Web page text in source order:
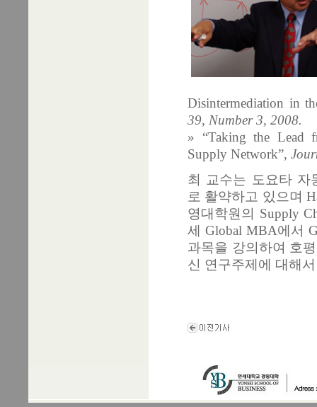
Disintermediation in
39, Number 3, 2008.
» “Taking the Lead
Supply Network”,
최 교수는 도요타 자
로 활약하고 있으며
영대학원의 Supply
세 Global MBA에서
과목을 강의하여 호
신 연구주제에 대해